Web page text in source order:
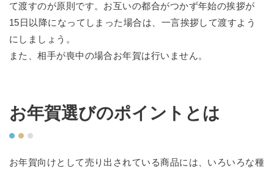
て渡すのが原則です。お互いの都合がつかず年始の挨拶が
15日以降になってしまった場合は、一言挨拶して渡すよう
にしましょう。
また、相手が喪中の場合お年賀は行いません。
お年賀選びのポイントとは
お年賀向けとして売り出されている商品には、いろいろな種